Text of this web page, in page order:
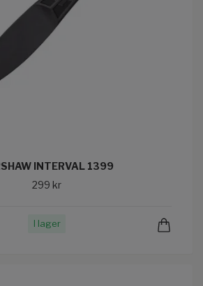
INTERVAL 1399
299 kr
I lager